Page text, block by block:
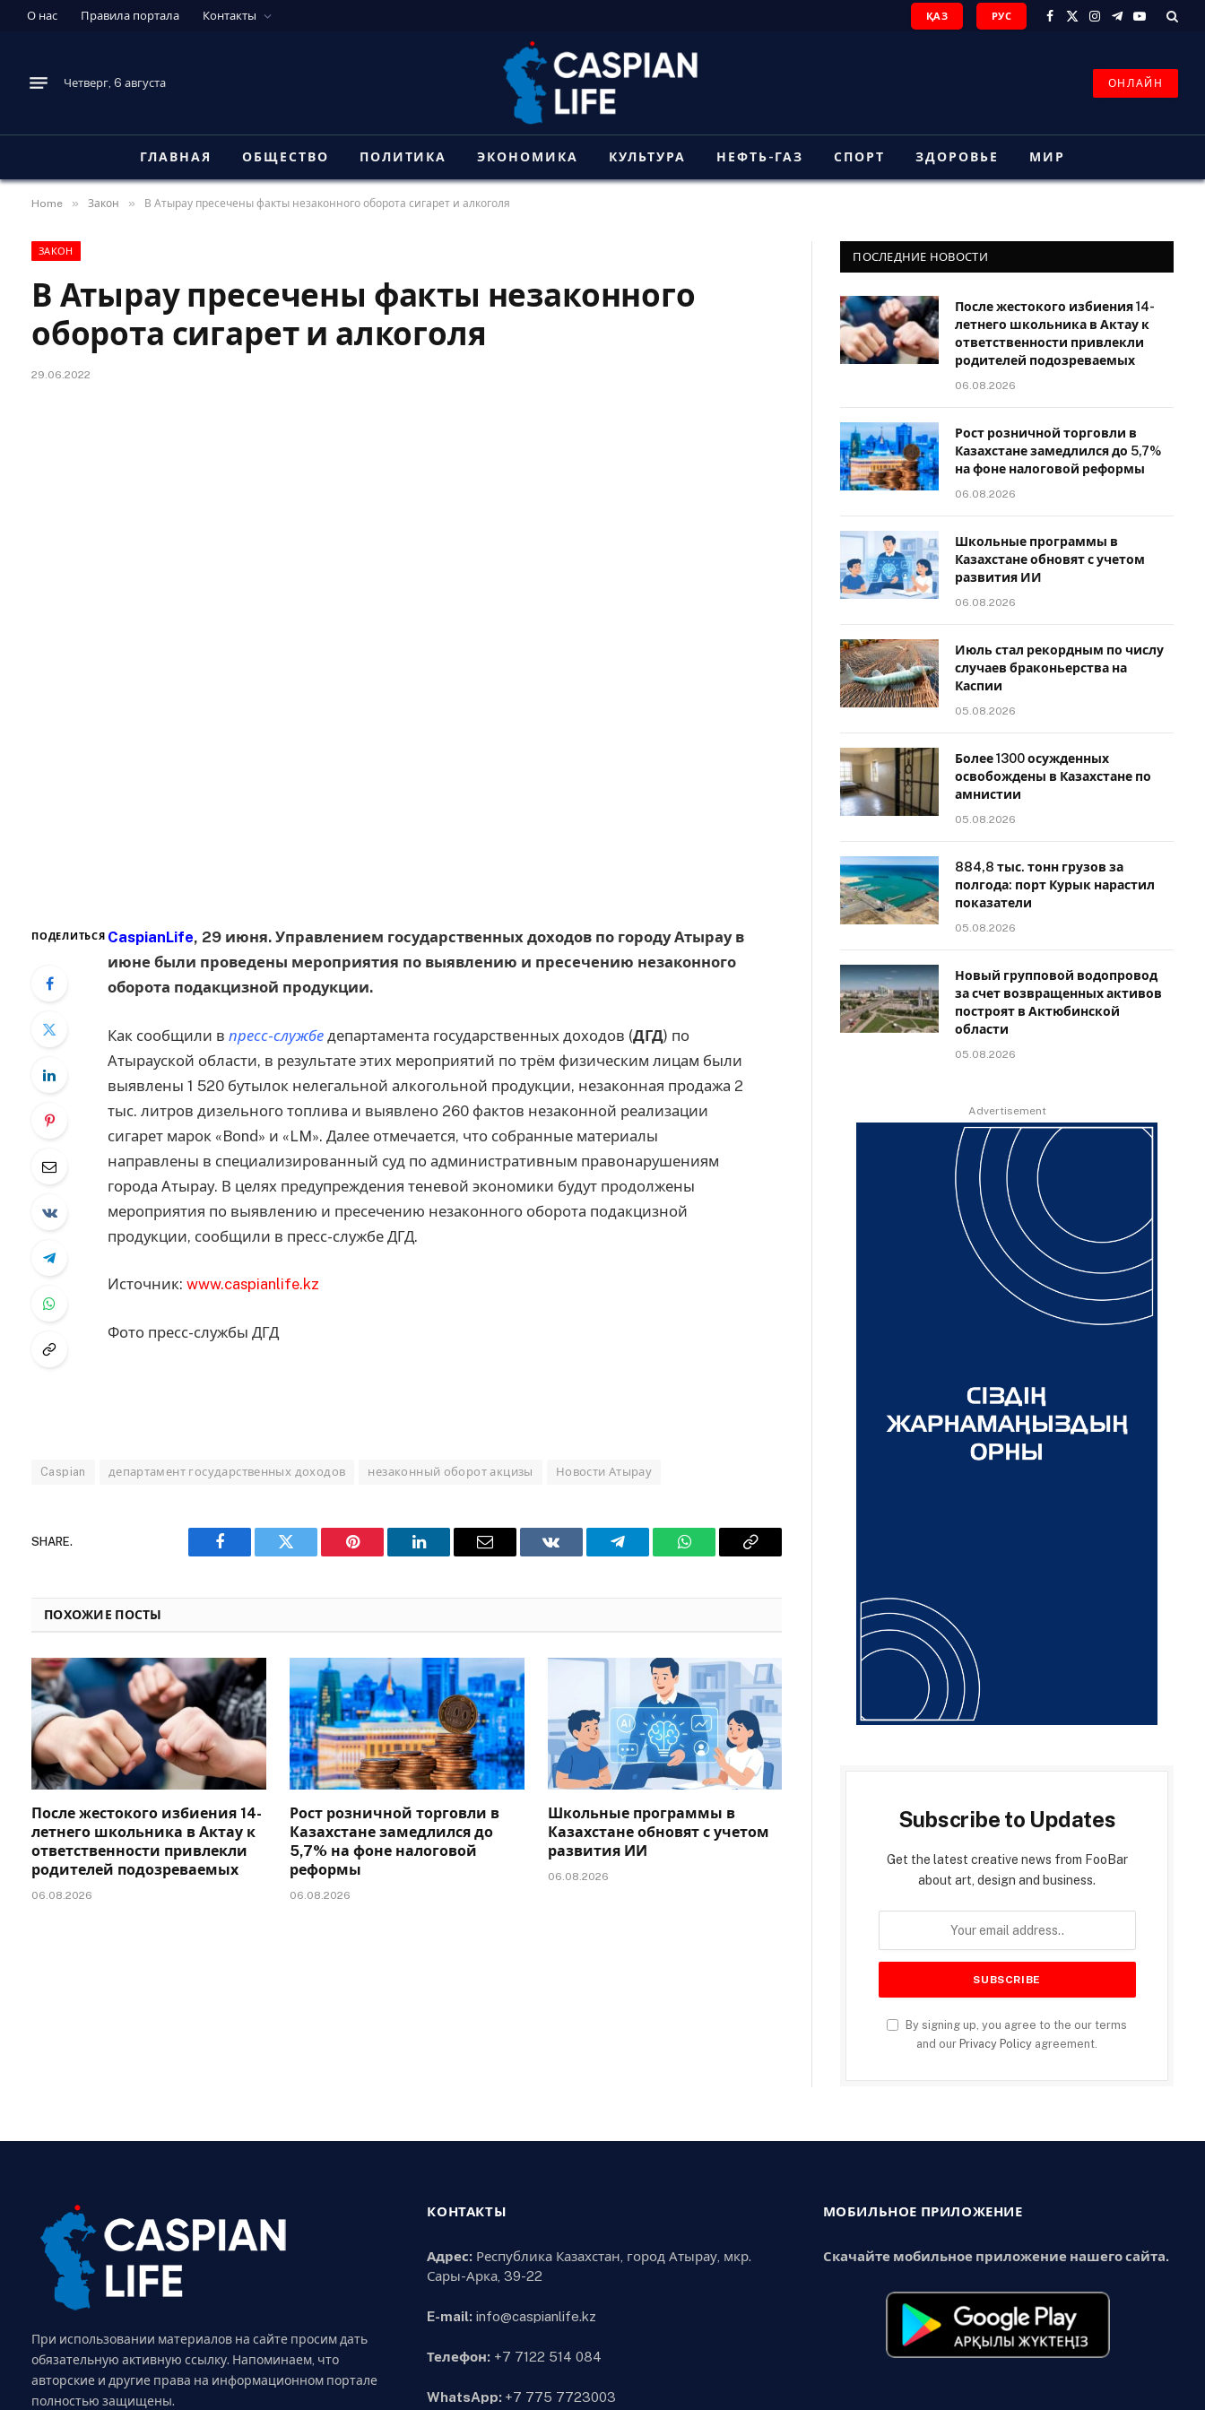
О нас Правила портала Контакты ҚАЗ РУС
Facebook
X
Instagram
Telegram
YouTube
Четверг, 6 августа ОНЛАЙН
ГЛАВНАЯ ОБЩЕСТВО ПОЛИТИКА ЭКОНОМИКА КУЛЬТУРА НЕФТЬ-ГАЗ СПОРТ ЗДОРОВЬЕ МИР
Home » Закон » В Атырау пресечены факты незаконного оборота сигарет и алкоголя
ЗАКОН
В Атырау пресечены факты незаконного
оборота сигарет и алкоголя
29.06.2022
ПОДЕЛИТЬСЯ CaspianLife, 29 июня. Управлением государственных доходов по городу Атырау в
июне были проведены мероприятия по выявлению и пресечению незаконного
оборота подакцизной продукции.
Как сообщили в пресс-службедепартамента государственных доходов (ДГД) по
Атырауской области, в результате этих мероприятий по трём физическим лицам были
выявлены 1 520 бутылок нелегальной алкогольной продукции, незаконная продажа 2
тыс. литров дизельного топлива и выявлено 260 фактов незаконной реализации
сигарет марок «Bond» и «LM». Далее отмечается, что собранные материалы
направлены в специализированный суд по административным правонарушениям
города Атырау. В целях предупреждения теневой экономики будут продолжены
мероприятия по выявлению и пресечению незаконного оборота подакцизной
продукции, сообщили в пресс-службе ДГД.
Источник: www.caspianlife.kz
Фото пресс-службы ДГД
Caspian департамент государственных доходов незаконный оборот акцизы Новости Атырау
SHARE.
Facebook Twitter Pinterest LinkedIn Email VKontakteTelegram WhatsAppCopy
ПОХОЖИЕ ПОСТЫ
После жестокого избиения 14-
летнего школьника в Актау к
ответственности привлекли
родителей подозреваемых
06.08.2026
Рост розничной торговли в
Казахстане замедлился до
5,7% на фоне налоговой
реформы
06.08.2026
Школьные программы в
Казахстане обновят с учетом
развития ИИ
06.08.2026
ПОСЛЕДНИЕ НОВОСТИ
После жестокого избиения 14-
летнего школьника в Актау к
ответственности привлекли
родителей подозреваемых
06.08.2026
Рост розничной торговли в
Казахстане замедлился до 5,7%
на фоне налоговой реформы
06.08.2026
Школьные программы в
Казахстане обновят с учетом
развития ИИ
06.08.2026
Июль стал рекордным по числу
случаев браконьерства на
Каспии
05.08.2026
Более 1300 осужденных
освобождены в Казахстане по
амнистии
05.08.2026
884,8 тыс. тонн грузов за
полгода: порт Курык нарастил
показатели
05.08.2026
Новый групповой водопровод
за счет возвращенных активов
построят в Актюбинской
области
05.08.2026
Advertisement
Subscribe to Updates
Get the latest creative news from FooBar
about art, design and business.
By signing up, you agree to the our terms
and our Privacy Policy agreement.
При использовании материалов на сайте просим дать
обязательную активную ссылку. Напоминаем, что
авторские и другие права на информационном портале
полностью защищены.
КОНТАКТЫ
Адрес: Республика Казахстан, город Атырау, мкр.
Сары-Арка, 39-22
E-mail: info@caspianlife.kz
Телефон: +7 7122 514 084
WhatsApp: +7 775 7723003
МОБИЛЬНОЕ ПРИЛОЖЕНИЕ
Скачайте мобильное приложение нашего сайта.